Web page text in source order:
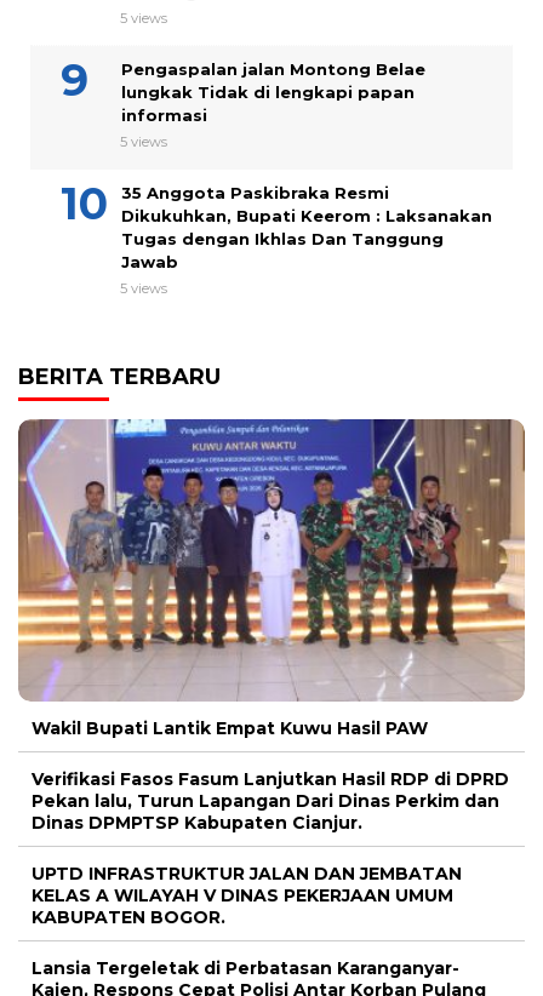
5 views
Pengaspalan jalan Montong Belae
lungkak Tidak di lengkapi papan
informasi
5 views
35 Anggota Paskibraka Resmi
Dikukuhkan, Bupati Keerom : Laksanakan
Tugas dengan Ikhlas Dan Tanggung
Jawab
5 views
BERITA TERBARU
Wakil Bupati Lantik Empat Kuwu Hasil PAW
Verifikasi Fasos Fasum Lanjutkan Hasil RDP di DPRD
Pekan lalu, Turun Lapangan Dari Dinas Perkim dan
Dinas DPMPTSP Kabupaten Cianjur.
UPTD INFRASTRUKTUR JALAN DAN JEMBATAN
KELAS A WILAYAH V DINAS PEKERJAAN UMUM
KABUPATEN BOGOR.
Lansia Tergeletak di Perbatasan Karanganyar-
Kajen, Respons Cepat Polisi Antar Korban Pulang